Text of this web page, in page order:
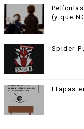
(y que
Spider-
Etapas